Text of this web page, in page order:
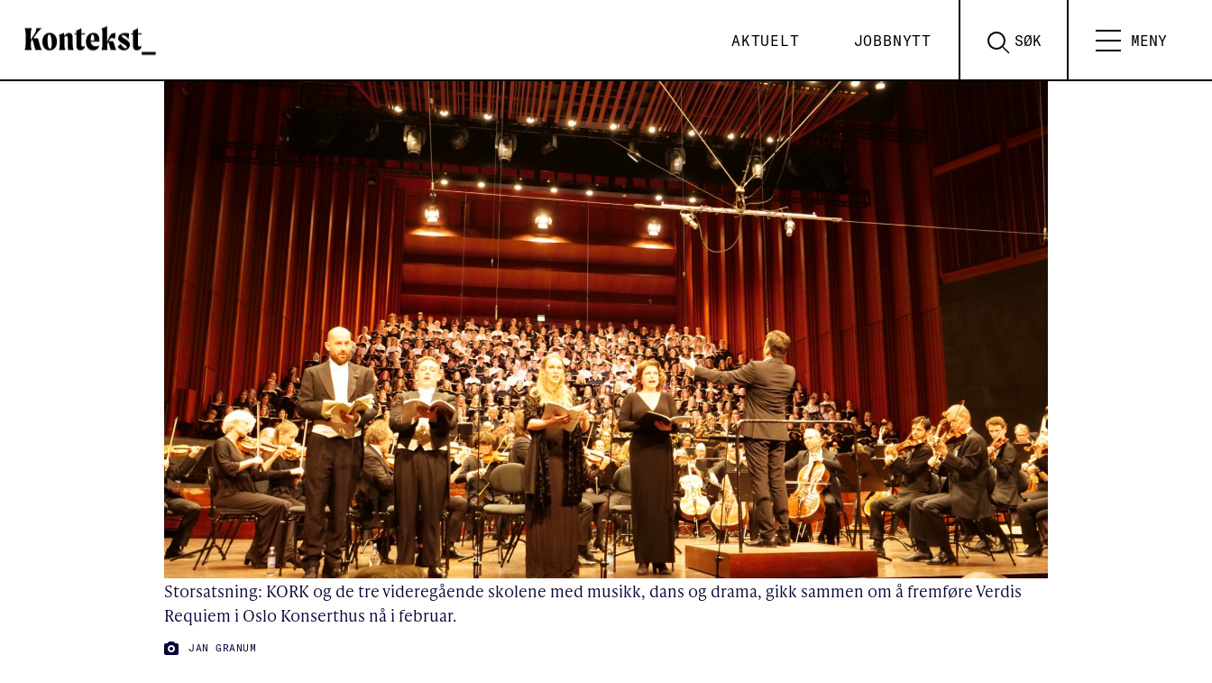
Kontekst AKTUELT JOBBNYTT SØK MENY
Storsatsning: KORK og de tre videregående skolene med musikk, dans og drama, gikk sammen om å fremføre Verdis
Requiem i Oslo Konserthus nå i februar.
FOTO:
JAN GRANUM